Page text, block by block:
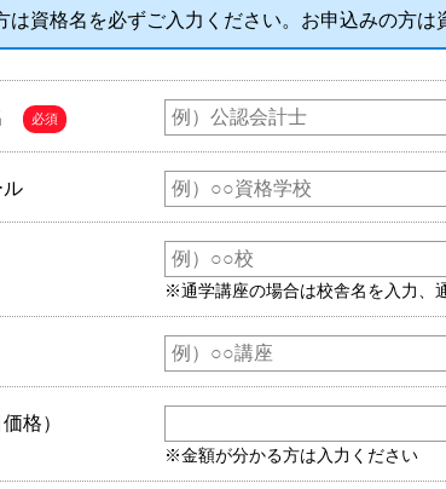
は資格名を必ずご入力ください。お申込みの方
必須
ル
※通学講座の場合は校舎名を入力、
格）
※金額が分かる方は入力ください